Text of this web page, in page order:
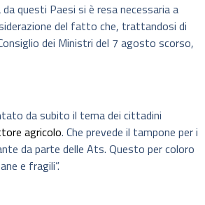
questi Paesi si è resa necessaria a
del fatto che, trattandosi di
dei Ministri del 7 agosto scorso,
da subito il tema dei cittadini
agricolo. Che prevede il tampone per i
da parte delle Ats. Questo per coloro
e fragili”.